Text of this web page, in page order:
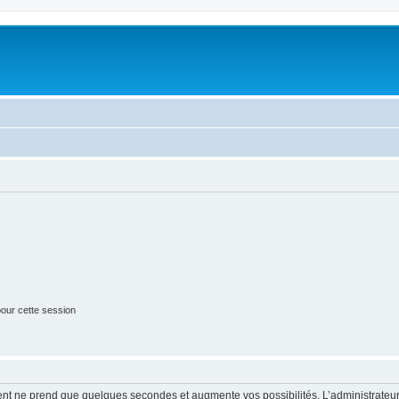
cette session
ne prend que quelques secondes et augmente vos possibilités.